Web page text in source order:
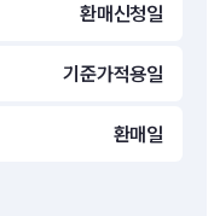
환매신청일
기준가적용일
환매일